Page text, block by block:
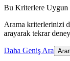
Bu Kriterlere Uygun
Arama kriterlerinizi
arayarak tekrar
Daha Geniş Ara